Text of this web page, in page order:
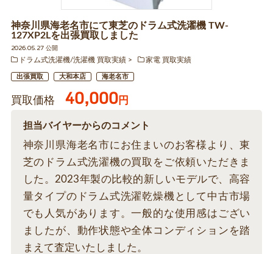
神奈川県海老名市にて東芝のドラム式洗濯機 TW-
127XP2Lを出張買取しました
2026.05.27 公開
ドラム式洗濯機/洗濯機 買取実績
家電 買取実績
出張買取 大和本店 海老名市
買取価格 40,000円
担当バイヤーからのコメント
神奈川県海老名市にお住まいのお客様より、東
芝のドラム式洗濯機の買取をご依頼いただきま
した。2023年製の比較的新しいモデルで、高容
量タイプのドラム式洗濯乾燥機として中古市場
でも人気があります。一般的な使用感はござい
ましたが、動作状態や全体コンディションを踏
まえて査定いたしました。